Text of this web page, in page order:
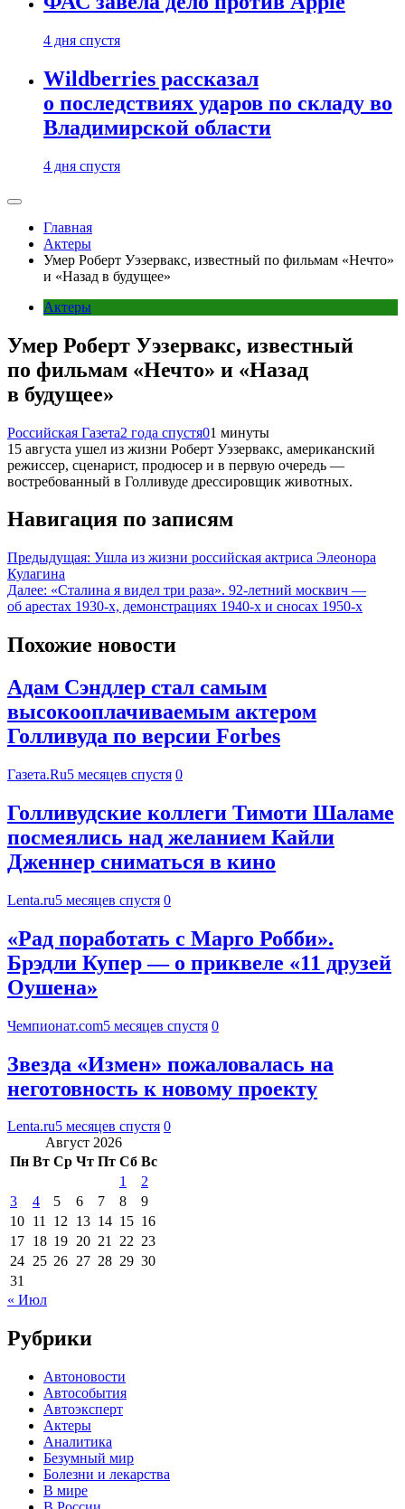
4 дня спустя
Wildberries рассказал
о последствиях ударов по складу во
Владимирской области
4 дня спустя
Главная
Актеры
Умер Роберт Уэзервакс, известный по фильмам «Нечто»
и «Назад в будущее»
Актеры
Умер Роберт Уэзервакс, известный
по фильмам «Нечто» и «Назад
в будущее»
Российская Газета2 года спустя01 минуты
15 августа ушел из жизни Роберт Уэзервакс, американский
режиссер, сценарист, продюсер и в первую очередь —
востребованный в Голливуде дрессировщик животных.
Навигация по записям
Предыдущая: Ушла из жизни российская актриса Элеонора
Кулагина
Далее: «Сталина я видел три раза». 92-летний москвич —
об арестах 1930-х, демонстрациях 1940-х и сносах 1950-х
Похожие новости
Адам Сэндлер стал самым
высокооплачиваемым актером
Голливуда по версии Forbes
Газета.Ru5 месяцев спустя 0
Голливудские коллеги Тимоти Шаламе
посмеялись над желанием Кайли
Дженнер сниматься в кино
Lenta.ru5 месяцев спустя 0
«Рад поработать с Марго Робби».
Брэдли Купер — о приквеле «11 друзей
Оушена»
Чемпионат.com5 месяцев спустя 0
Звезда «Измен» пожаловалась на
неготовность к новому проекту
Lenta.ru5 месяцев спустя 0
Август 2026
Пн Вт Ср Чт Пт Сб Вс
1
2
3
4 5 6 7 8
9
10 11 12 13 14 15 16
17 18 19 20 21 22 23
24 25 26 27 28 29 30
31
« Июл
Рубрики
Автоновости
Автособытия
Автоэксперт
Актеры
Аналитика
Безумный мир
Болезни и лекарства
В мире